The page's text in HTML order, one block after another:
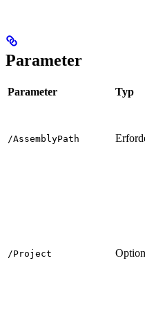
Parameter
Parameter Typ
/AssemblyPath
/Project